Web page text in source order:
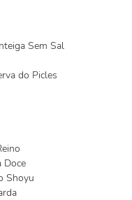
Sem Sal
do Picles
Doce
Shoyu